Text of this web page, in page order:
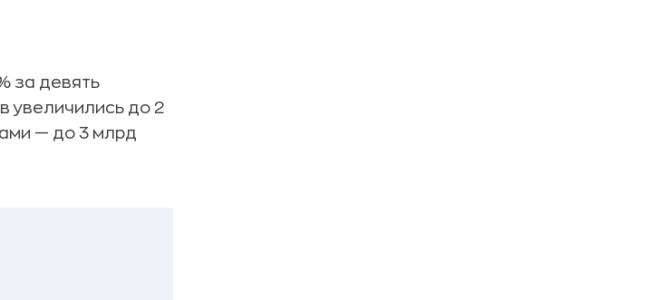
за девять
увеличились до 2
— до 3 млрд